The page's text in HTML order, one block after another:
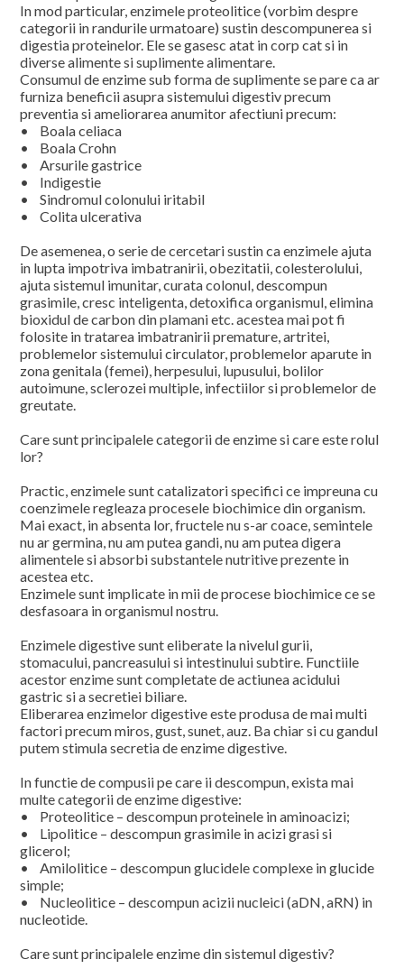
In mod particular, enzimele proteolitice (vorbim despre
categorii in randurile urmatoare) sustin descompunerea si
digestia proteinelor. Ele se gasesc atat in corp cat si in
diverse alimente si suplimente alimentare.
Consumul de enzime sub forma de suplimente se pare ca ar
furniza beneficii asupra sistemului digestiv precum
preventia si ameliorarea anumitor afectiuni precum:
• Boala celiaca
• Boala Crohn
• Arsurile gastrice
• Indigestie
• Sindromul colonului iritabil
• Colita ulcerativa
De asemenea, o serie de cercetari sustin ca enzimele ajuta
in lupta impotriva imbatranirii, obezitatii, colesterolului,
ajuta sistemul imunitar, curata colonul, descompun
grasimile, cresc inteligenta, detoxifica organismul, elimina
bioxidul de carbon din plamani etc. acestea mai pot fi
folosite in tratarea imbatranirii premature, artritei,
problemelor sistemului circulator, problemelor aparute in
zona genitala (femei), herpesului, lupusului, bolilor
autoimune, sclerozei multiple, infectiilor si problemelor de
greutate.
Care sunt principalele categorii de enzime si care este rolul
lor?
Practic, enzimele sunt catalizatori specifici ce impreuna cu
coenzimele regleaza procesele biochimice din organism.
Mai exact, in absenta lor, fructele nu s-ar coace, semintele
nu ar germina, nu am putea gandi, nu am putea digera
alimentele si absorbi substantele nutritive prezente in
acestea etc.
Enzimele sunt implicate in mii de procese biochimice ce se
desfasoara in organismul nostru.
Enzimele digestive sunt eliberate la nivelul gurii,
stomacului, pancreasului si intestinului subtire. Functiile
acestor enzime sunt completate de actiunea acidului
gastric si a secretiei biliare.
Eliberarea enzimelor digestive este produsa de mai multi
factori precum miros, gust, sunet, auz. Ba chiar si cu gandul
putem stimula secretia de enzime digestive.
In functie de compusii pe care ii descompun, exista mai
multe categorii de enzime digestive:
• Proteolitice – descompun proteinele in aminoacizi;
• Lipolitice – descompun grasimile in acizi grasi si
glicerol;
• Amilolitice – descompun glucidele complexe in glucide
simple;
• Nucleolitice – descompun acizii nucleici (aDN, aRN) in
nucleotide.
Care sunt principalele enzime din sistemul digestiv?